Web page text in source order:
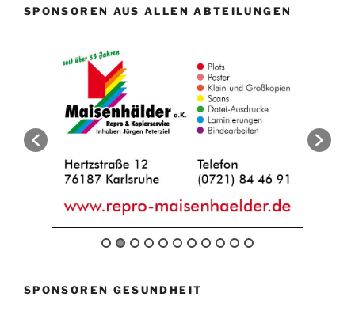
SPONSOREN AUS ALLEN ABTEILUNGEN
SPONSOREN GESUNDHEIT